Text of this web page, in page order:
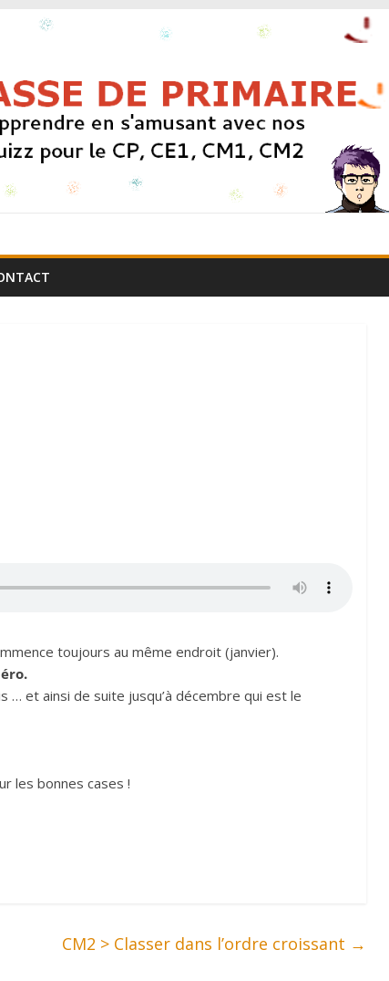
toujours au même endroit (janvier).
… et ainsi de suite jusqu’à décembre qui est le
les bonnes cases !
CM2 > Classer dans l’ordre croissant →